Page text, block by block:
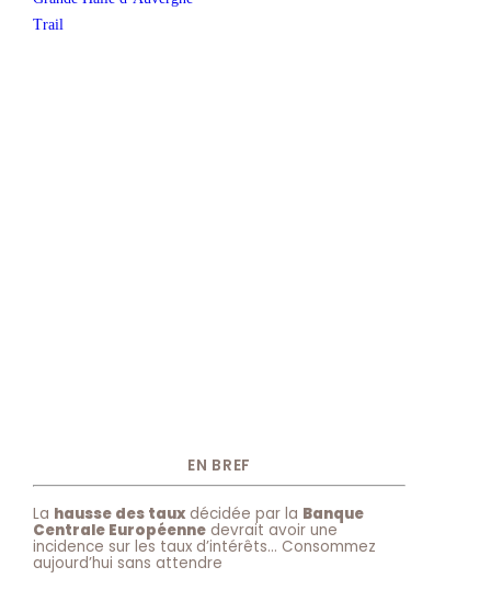
Trail
EN BREF
La hausse des taux décidée par la Banque
Centrale Européenne devrait avoir une
incidence sur les taux d’intérêts… Consommez
aujourd’hui sans attendre